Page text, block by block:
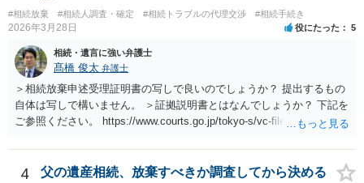
#相続放棄 #相続人調査・確定 #相続トラブルの代理交渉 #相続手続き
2026年3月28日 役にたった 5
相続・遺言に強い弁護士
髙橋 俊太 弁護士
＞相続放棄申述受理証明書の写しで良いのでしょうか？ 提出するもの
自体は写しで構いません。 ＞証拠説明書とはなんでしょうか？ 下記を
ご参照ください。 https://www.courts.go.jp/tokyo-s/vc-files/tokyo-s/file/
4
父の遺産相続、放棄すべきか調査してから決める